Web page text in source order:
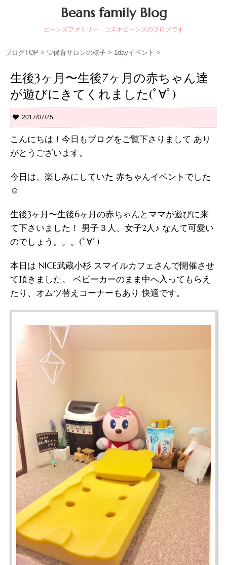
Beans family Blog
ビーンズファミリー コスギビーンズのブログです
ブログTOP > ♡保育サロンの様子 > 1dayイベント >
生後3ヶ月〜生後7ヶ月の赤ちゃん達
が遊びにきてくれました(ﾟ∀ﾟ)
2017/07/25
こんにちは！今日もブログをご覧下さりまして あり
がとうございます。
今日は、楽しみにしていた 赤ちゃんイベントでした
☺︎
生後3ヶ月〜生後6ヶ月の赤ちゃんとママが遊びに来
て下さいました！ 男子３人、女子2人♪ なんて可愛い
のでしょう。。。(ﾟ∀ﾟ)
本日は NICE武蔵小杉 スマイルカフェさんで開催させ
て頂きました。 ベビーカーのまま中へ入ってもらえ
たり、オムツ替えコーナーもあり 快適です。